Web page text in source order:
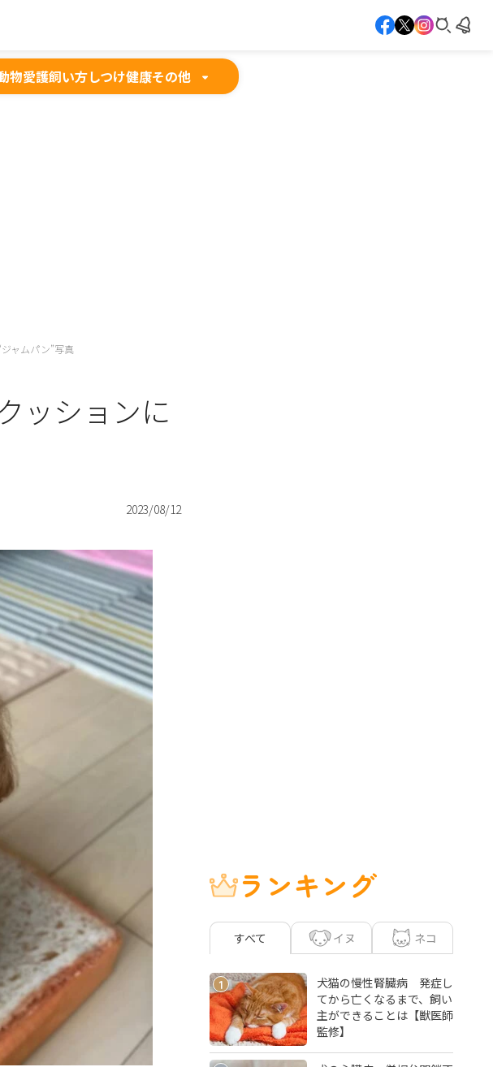
物愛護飼い方しつけ健康その他
ャムパン”写真
ッションに
2023/08/12
ランキング
すべて イヌ ネコ
1
犬猫の慢性腎臓病 発症し
てから亡くなるまで、飼い
主ができることは【獣医師
監修】